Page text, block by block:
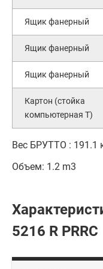
Ящик фанерный
Ящик фанерный
Ящик фанерный
Картон (стойка
компьютерная T)
Вес БРУТТО : 191.1
Объем: 1.2 m3
5216 R PRRC